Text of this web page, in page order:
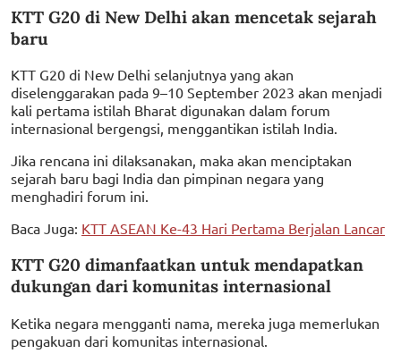
KTT G20 di New Delhi akan mencetak sejarah
baru
KTT G20 di New Delhi selanjutnya yang akan
diselenggarakan pada 9–10 September 2023 akan menjadi
kali pertama istilah Bharat digunakan dalam forum
internasional bergengsi, menggantikan istilah India.
Jika rencana ini dilaksanakan, maka akan menciptakan
sejarah baru bagi India dan pimpinan negara yang
menghadiri forum ini.
Baca Juga: KTT ASEAN Ke-43 Hari Pertama Berjalan Lancar
KTT G20 dimanfaatkan untuk mendapatkan
dukungan dari komunitas internasional
Ketika negara mengganti nama, mereka juga memerlukan
pengakuan dari komunitas internasional.